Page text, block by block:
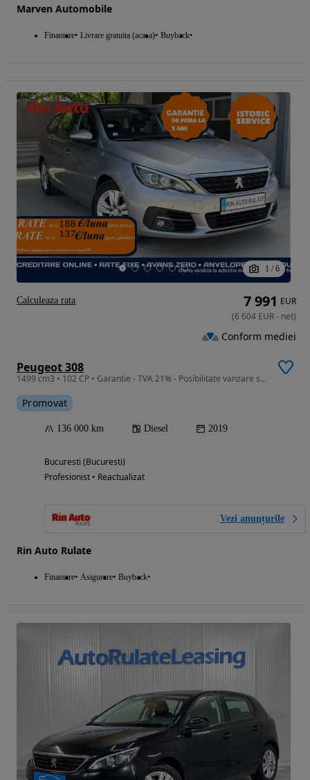
Marven Automobile
Finantare Livrare gratuita (acasa) Buyback
1 / 6
Peugeot 308
1499 cm3 • 102 CP • Garantie - TVA 21% - Posibilitate vanzare si in RATE Credit Leasing
Promovat
136 000 km Diesel 2019
Bucuresti (Bucuresti)
Profesionist • Reactualizat
Vezi anunțurile
Rin Auto Rulate
Finantare Asigurare Buyback
7 991 EUR
(6 604 EUR- net)
Conform mediei
Calculeaza rata